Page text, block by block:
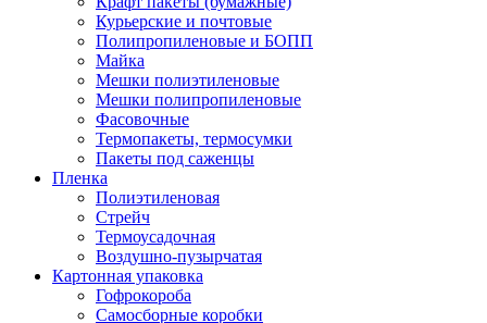
Курьерские и почтовые
Полипропиленовые и БОПП
Майка
Мешки полиэтиленовые
Мешки полипропиленовые
Фасовочные
Термопакеты, термосумки
Пакеты под саженцы
Пленка
Полиэтиленовая
Стрейч
Термоусадочная
Воздушно-пузырчатая
Картонная упаковка
Гофрокороба
Самосборные коробки